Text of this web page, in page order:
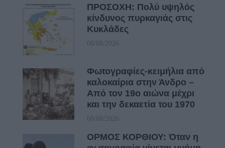
ΠΡΟΣΟΧΗ: Πολύ υψηλός
κίνδυνος πυρκαγιάς στις
Κυκλάδες
08/08/2026
Φωτογραφίες-κειμήλια από
καλοκαίρια στην Άνδρο –
Από τον 19ο αιώνα μέχρι
και την δεκαετία του 1970
08/08/2026
ΟΡΜΟΣ ΚΟΡΘΙΟΥ: Όταν η